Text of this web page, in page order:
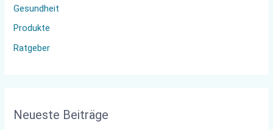
:Gesundheit
Produkte
Ratgeber
Neueste Beiträge